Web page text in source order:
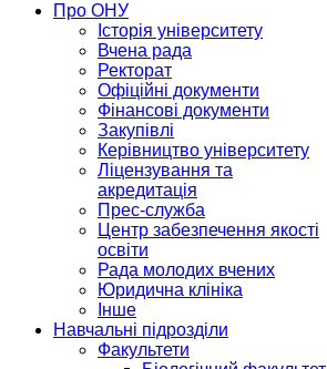
Про ОНУ
Історія університету
Вчена рада
Ректорат
Офіційні документи
Фінансові документи
Закупівлі
Керівництво університету
Ліцензування та
акредитація
Прес-служба
Центр забезпечення якості
освіти
Рада молодих вчених
Юридична клініка
Інше
Навчальні підрозділи
Факультети